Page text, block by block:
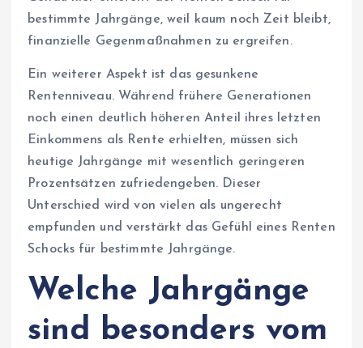
bestimmte Jahrgänge, weil kaum noch Zeit bleibt,
finanzielle Gegenmaßnahmen zu ergreifen.
Ein weiterer Aspekt ist das gesunkene
Rentenniveau. Während frühere Generationen
noch einen deutlich höheren Anteil ihres letzten
Einkommens als Rente erhielten, müssen sich
heutige Jahrgänge mit wesentlich geringeren
Prozentsätzen zufriedengeben. Dieser
Unterschied wird von vielen als ungerecht
empfunden und verstärkt das Gefühl eines Renten
Schocks für bestimmte Jahrgänge.
Welche Jahrgänge
sind besonders vom